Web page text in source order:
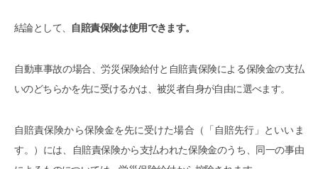
結論として、 自賠責保険は使用できます。
自動車事故の場合、労災保険給付と自賠責保険による保険金の支払
いのどちらかを先に受けるかは、被災者自身が自由に選べます。
自賠責保険から保険金を先に受けた場合（「自賠先行」といいま
す。）には、自賠責保険から支払われた保険金のうち、同一の事由